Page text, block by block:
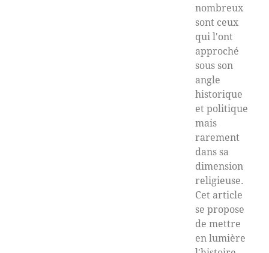
nombreux
sont ceux
qui l'ont
approché
sous son
angle
historique
et politique
mais
rarement
dans sa
dimension
religieuse.
Cet article
se propose
de mettre
en lumière